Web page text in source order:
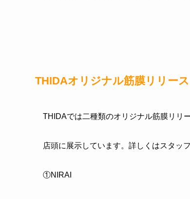
THIDAオリジナル筋膜リリー
THIDAでは二種類のオリジナル筋膜リリ
店頭に展示しています。詳しくはスタッ
①NIRAI